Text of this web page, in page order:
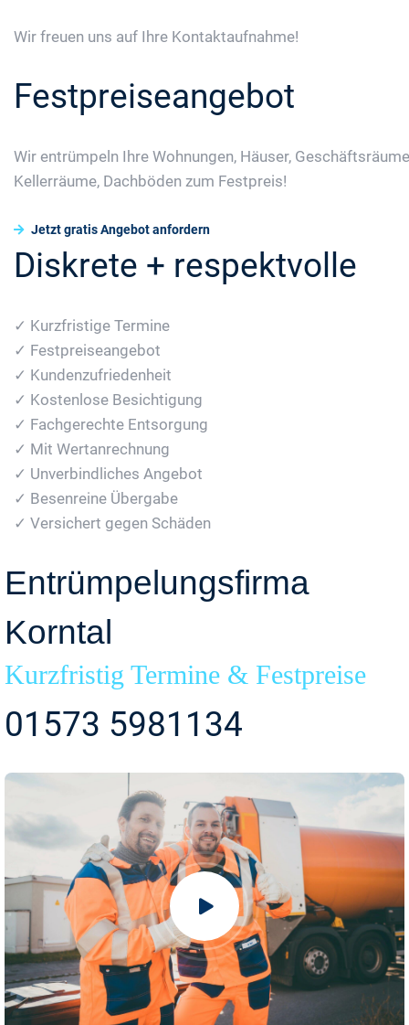
Wir freuen uns auf Ihre Kontaktaufnahme!
Festpreiseangebot
Wir entrümpeln Ihre Wohnungen, Häuser,
Kellerräume, Dachböden zum Festpreis!
Jetzt gratis Angebot anfordern
Diskrete + respektvolle
✓ Kurzfristige Termine
✓ Festpreiseangebot
✓ Kundenzufriedenheit
✓ Kostenlose Besichtigung
✓ Fachgerechte Entsorgung
✓ Mit Wertanrechnung
✓ Unverbindliches Angebot
✓ Besenreine Übergabe
✓ Versichert gegen Schäden
Entrümpelungsfirma
Korntal
Kurzfristig Termine & Festpreise
01573 5981134